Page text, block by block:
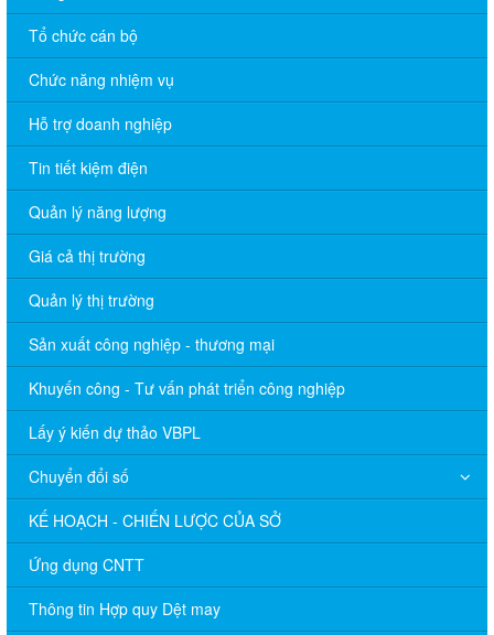
Tổ chức cán bộ
Chức năng nhiệm vụ
Hỗ trợ doanh nghiệp
Tin tiết kiệm điện
Quản lý năng lượng
Giá cả thị trường
Quản lý thị trường
Sản xuất công nghiệp - thương mại
Khuyến công - Tư vấn phát triển công nghiệp
Lấy ý kiến dự thảo VBPL
Chuyển đổi số
KẾ HOẠCH - CHIẾN LƯỢC CỦA SỞ
Ứng dụng CNTT
Thông tin Hợp quy Dệt may